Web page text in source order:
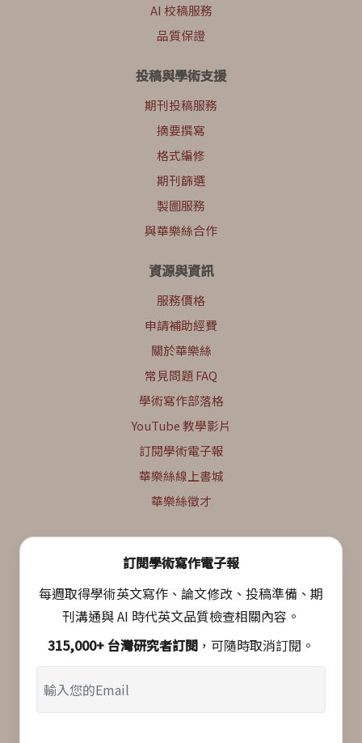
AI 校稿服務
品質保證
投稿與學術支援
期刊投稿服務
摘要撰寫
格式編修
期刊篩選
製圖服務
與華樂絲合作
資源與資訊
服務價格
申請補助經費
關於華樂絲
常見問題 FAQ
學術寫作部落格
YouTube 教學影片
訂閱學術電子報
華樂絲線上書城
華樂絲徵才
訂閱學術寫作電子報
每週取得學術英文寫作、論文修改、投稿準備、期
刊溝通與 AI 時代英文品質檢查相關內容。
315,000+ 台灣研究者訂閱 ，可隨時取消訂閱。